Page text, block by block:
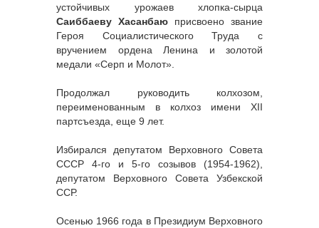
устойчивых урожаев хлопка-сырца
Саиббаеву Хасанбаю присвоено звание
Героя Социалистического Труда с
вручением ордена Ленина и золотой
медали «Серп и Молот».
Продолжал руководить колхозом,
переименованным в колхоз имени XII
партсъезда, еще 9 лет.
Избирался депутатом Верховного Совета
СССР 4-го и 5-го созывов (1954-1962),
депутатом Верховного Совета Узбекской
ССР.
Осенью 1966 года в Президиум Верховного